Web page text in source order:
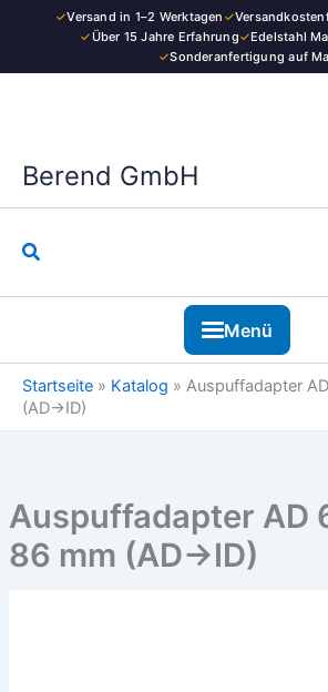
✓Versand in 1–2 Werktagen ✓
✓Über 15 Jahre Erfahrung✓Edelstahl
✓Sonderanfertigung auf
Berend GmbH
Suchen
Menü
Startseite » Katalog » Auspuffadapter
(AD→ID)
Auspuffadapter AD
86 mm (AD→ID)